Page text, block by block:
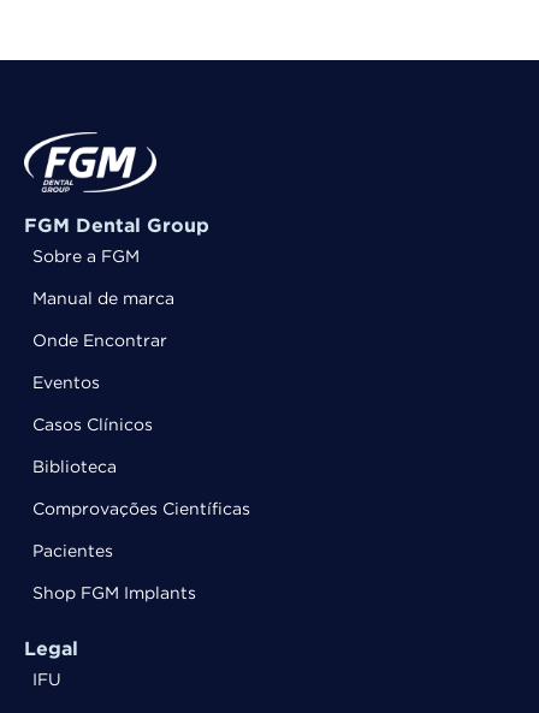
FGM Dental Group
Sobre a FGM
Manual de marca
Onde Encontrar
Eventos
Casos Clínicos
Biblioteca
Comprovações Científicas
Pacientes
Shop FGM Implants
Legal
IFU